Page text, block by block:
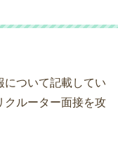
について記載してい
クルーター面接を攻